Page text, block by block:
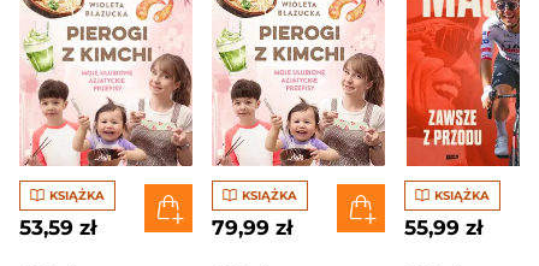
KSIĄŻKA
53,59 zł
KSIĄŻKA
79,99 zł
KSIĄŻKA
55,99 zł